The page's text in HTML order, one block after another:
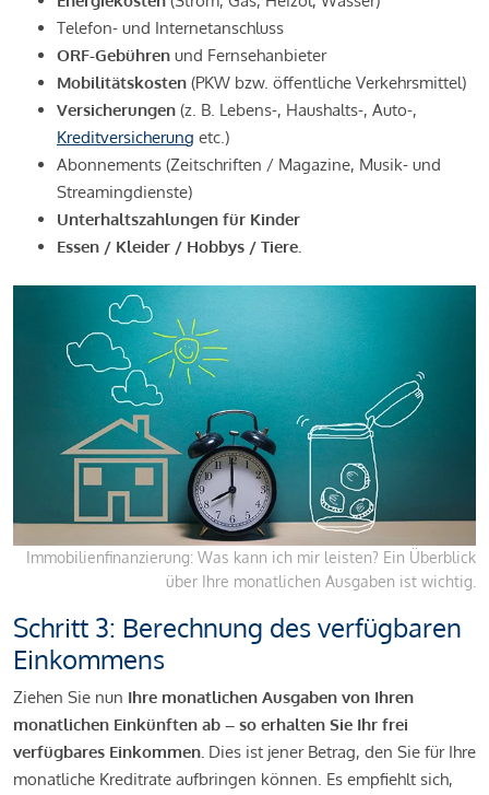
Telefon- und Internetanschluss
ORF-Gebühren und Fernsehanbieter
Mobilitätskosten (PKW bzw. öffentliche Verkehrsmittel)
Versicherungen (z. B. Lebens-, Haushalts-, Auto-,
Kreditversicherung etc.)
Abonnements (Zeitschriften / Magazine, Musik- und
Streamingdienste)
Unterhaltszahlungen für Kinder
Essen / Kleider / Hobbys / Tiere.
Immobilienfinanzierung: Was kann ich mir leisten? Ein Überblick
über Ihre monatlichen Ausgaben ist wichtig.
Schritt 3: Berechnung des verfügbaren
Einkommens
Ziehen Sie nun Ihre monatlichen Ausgaben von Ihren
monatlichen Einkünften ab – so erhalten Sie Ihr frei
verfügbares Einkommen. Dies ist jener Betrag, den Sie für Ihre
monatliche Kreditrate aufbringen können. Es empfiehlt sich,